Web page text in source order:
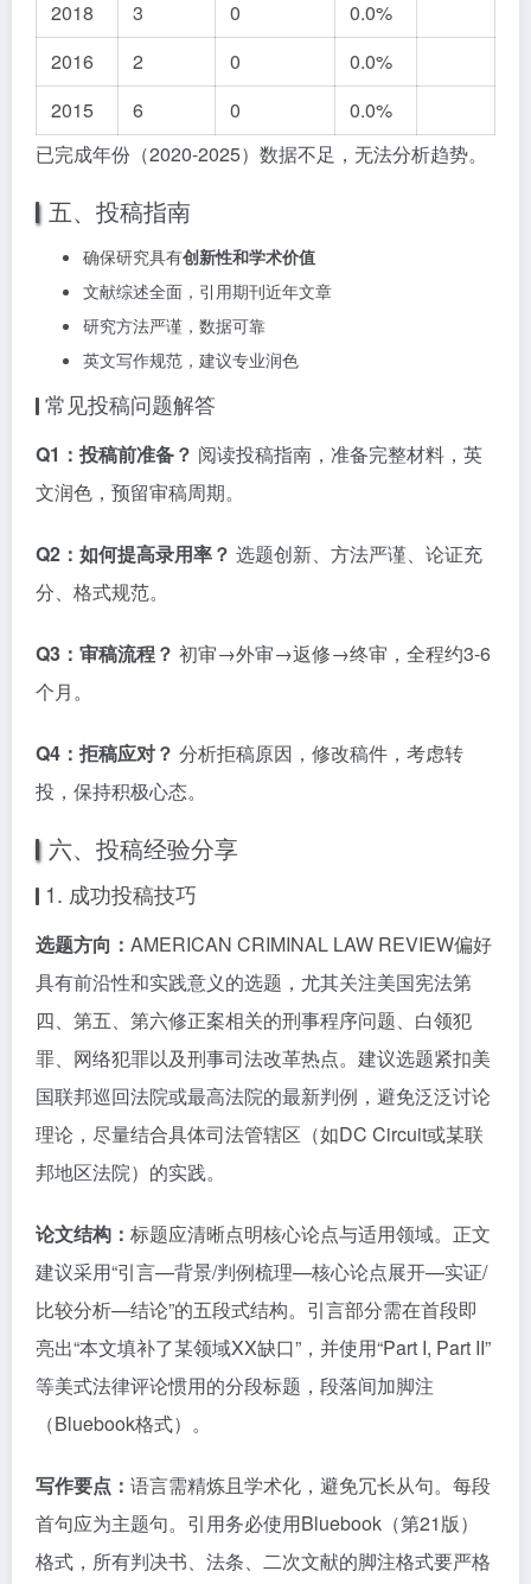
2018 3 0
0.0%
2016
2 0
0.0%
2015
6 0
0.0%
已完成年份（2020-2025）数据不足，无法分析趋势。
五、投稿指南
确保研究具有创新性和学术价值
文献综述全面，引用期刊近年文章
研究方法严谨，数据可靠
英文写作规范，建议专业润色
常见投稿问题解答
Q1：投稿前准备？ 阅读投稿指南，准备完整材料，英
文润色，预留审稿周期。
Q2：如何提高录用率？ 选题创新、方法严谨、论证充
分、格式规范。
Q3：审稿流程？ 初审→外审→返修→终审，全程约3-6
个月。
Q4：拒稿应对？ 分析拒稿原因，修改稿件，考虑转
投，保持积极心态。
六、投稿经验分享
1. 成功投稿技巧
选题方向： AMERICAN CRIMINAL LAW REVIEW偏好
具有前沿性和实践意义的选题，尤其关注美国宪法第
四、第五、第六修正案相关的刑事程序问题、白领犯
罪、网络犯罪以及刑事司法改革热点。建议选题紧扣美
国联邦巡回法院或最高法院的最新判例，避免泛泛讨论
理论，尽量结合具体司法管辖区（如DC Circuit或某联
邦地区法院）的实践。
论文结构： 标题应清晰点明核心论点与适用领域。正文
建议采用“引言—背景/判例梳理—核心论点展开—实证/
比较分析—结论”的五段式结构。引言部分需在首段即
亮出“本文填补了某领域XX缺口”，并使用“Part I, Part II”
等美式法律评论惯用的分段标题，段落间加脚注
（Bluebook格式）。
写作要点： 语言需精炼且学术化，避免冗长从句。每段
首句应为主题句。引用务必使用Bluebook（第21版）
格式，所有判决书、法条、二次文献的脚注格式要严格